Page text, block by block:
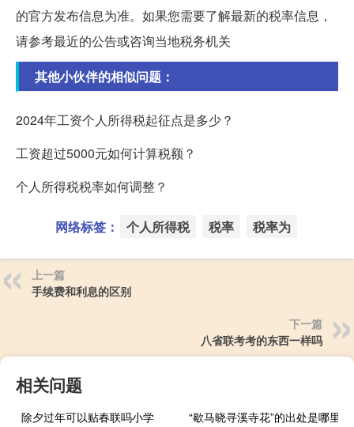
的官方发布信息为准。如果您需要了解最新的税率信息，
请参考最近的公告或咨询当地税务机关
其他小伙伴的相似问题：
2024年工资个人所得税起征点是多少？
工资超过5000元如何计算税额？
个人所得税税率如何调整？
网络标签： 个人所得税 税率 税率为
上一篇
手续费和利息的区别
下一篇
八省联考考的东西一样吗
相关问题
除夕过年可以贴春联吗小学 “歇马晓寻溪寺花”的出处是哪里